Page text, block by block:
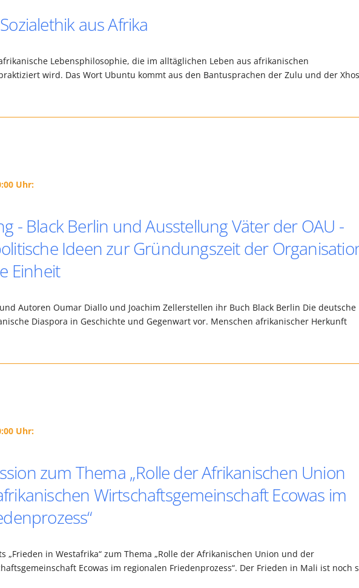
aus Afrika
Lebensphilosophie, die im alltäglichen Leben aus afrikanischen
wird. Das Wort Ubuntu kommt aus den Bantusprachen der Zulu und der
Uhr:
- Black Berlin und Ausstellung Väter der OAU -
Ideen zur Gründungszeit der
Einheit
Autoren Oumar Diallo und Joachim Zellerstellen ihr Buch Black Berlin Die deutsche
Diaspora in Geschichte und Gegenwart vor. Menschen afrikanischer Herkunft
Uhr:
zum Thema „Rolle der Afrikanischen Union
Wirtschaftsgemeinschaft Ecowas im
„Frieden in Westafrika“ zum Thema „Rolle der Afrikanischen Union und der
Ecowas im regionalen Friedenprozess“. Der Frieden in Mali ist noch